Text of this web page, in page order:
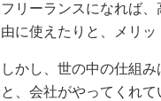
フリーランスになれば
由に使えたりと、メリッ
しかし、世の中の仕組
と、会社がやってくれ